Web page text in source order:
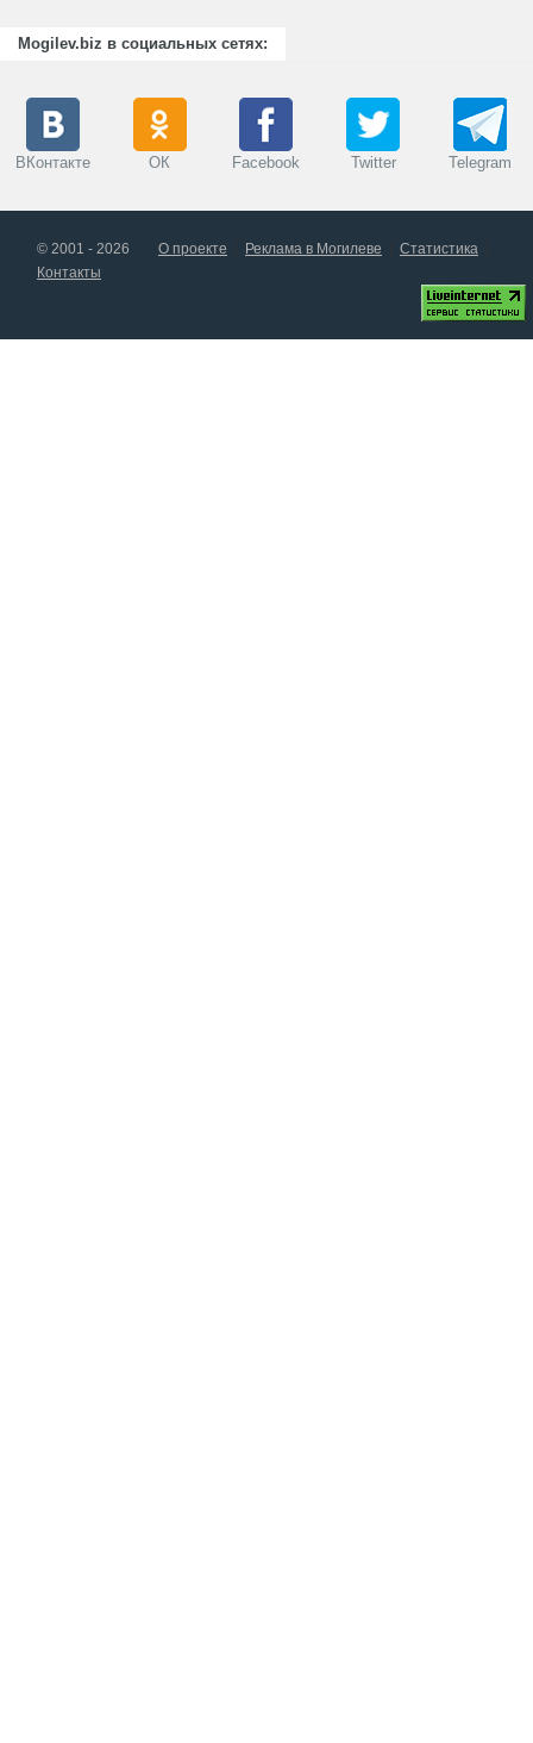
Mogilev.biz в социальных сетях:
ВКонтакте ОК Facebook Twitter Telegram
© 2001 - 2026 О проекте Реклама в Могилеве
Статистика
Контакты